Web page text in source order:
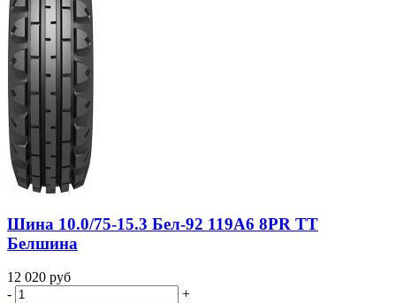
Шина 10.0/75-15.3 Бел-92 119A6 8PR TT
Белшина
12 020 руб
-
+